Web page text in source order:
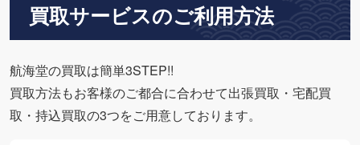
買取サービスのご利用方法
航海堂の買取は簡単3STEP!!
買取方法もお客様のご都合に合わせて出張買取・宅配買
取・持込買取の3つをご用意しております。